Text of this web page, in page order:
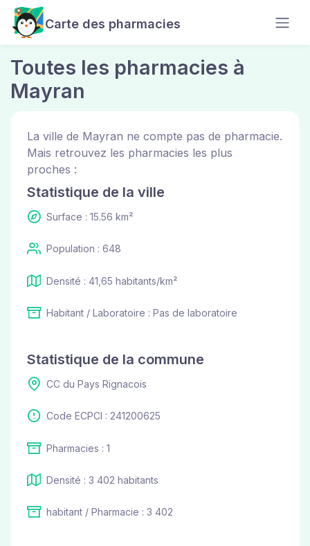
Carte des pharmacies
Toutes les pharmacies à
Mayran
La ville de Mayran ne compte pas de pharmacie.
Mais retrouvez les pharmacies les plus
proches :
Statistique de la ville
Surface : 15.56 km²
Population : 648
Densité : 41,65 habitants/km²
Habitant / Laboratoire : Pas de laboratoire
Statistique de la commune
CC du Pays Rignacois
Code ECPCI : 241200625
Pharmacies : 1
Densité : 3 402 habitants
habitant / Pharmacie : 3 402